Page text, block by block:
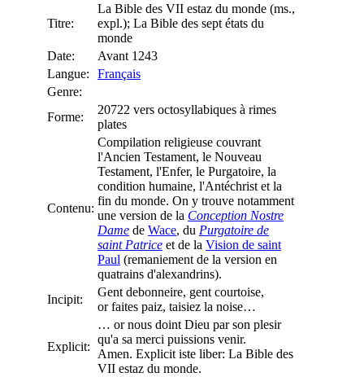
Titre:
La Bible des VII estaz du monde (ms.,
expl.); La Bible des sept états du
monde
Date:
Avant 1243
Langue:
Français
Genre:
Forme:
20722 vers octosyllabiques à rimes
plates
Contenu:
Compilation religieuse couvrant
l'Ancien Testament, le Nouveau
Testament, l'Enfer, le Purgatoire, la
condition humaine, l'Antéchrist et la
fin du monde. On y trouve notamment
une version de la Conception Nostre
Dame de Wace, du Purgatoire de
saint Patrice et de la Vision de saint
Paul (remaniement de la version en
quatrains d'alexandrins).
Incipit:
Gent debonneire, gent courtoise,
or faites paiz, taisiez la noise…
Explicit:
… or nous doint Dieu par son plesir
qu'a sa merci puissions venir.
Amen. Explicit iste liber: La Bible des
VII estaz du monde.